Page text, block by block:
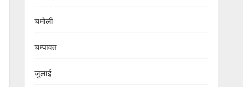
चमोली
चम्पावत
जुलाई